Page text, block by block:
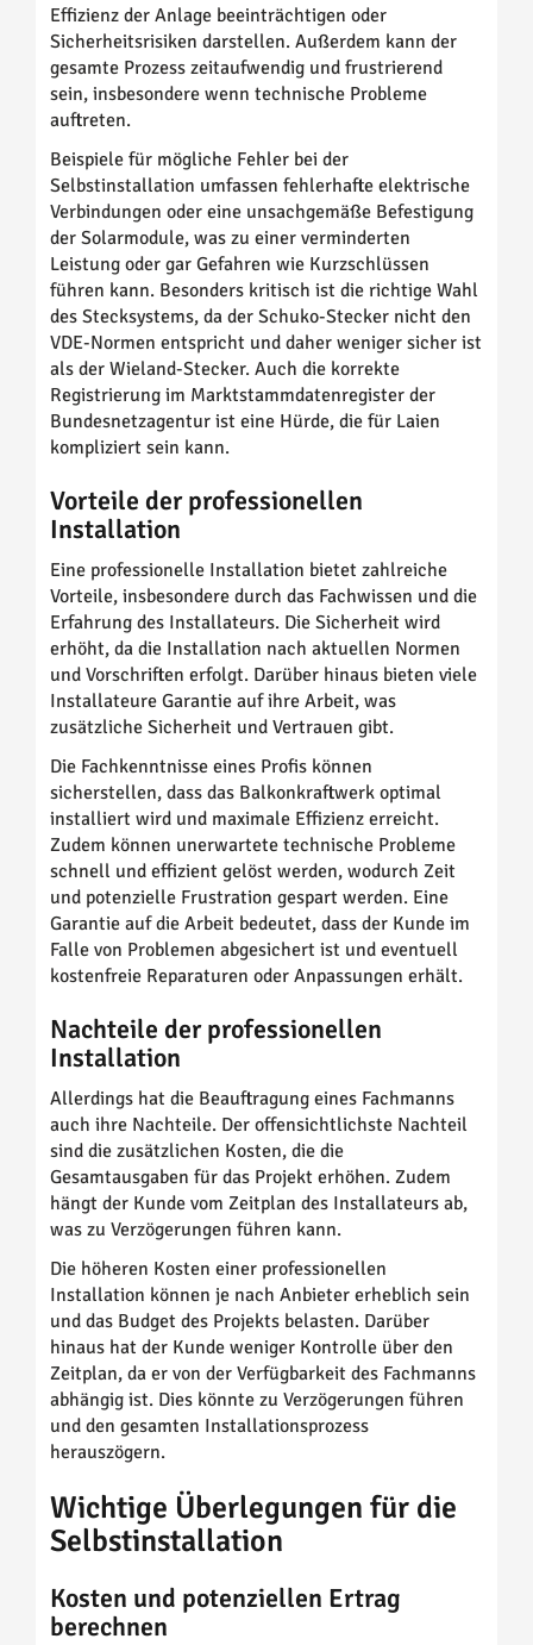
Effizienz der Anlage beeinträchtigen oder
Sicherheitsrisiken darstellen. Außerdem kann der
gesamte Prozess zeitaufwendig und frustrierend
sein, insbesondere wenn technische Probleme
auftreten.
Beispiele für mögliche Fehler bei der
Selbstinstallation umfassen fehlerhafte elektrische
Verbindungen oder eine unsachgemäße Befestigung
der Solarmodule, was zu einer verminderten
Leistung oder gar Gefahren wie Kurzschlüssen
führen kann. Besonders kritisch ist die richtige Wahl
des Stecksystems, da der Schuko-Stecker nicht den
VDE-Normen entspricht und daher weniger sicher ist
als der Wieland-Stecker. Auch die korrekte
Registrierung im Marktstammdatenregister der
Bundesnetzagentur ist eine Hürde, die für Laien
kompliziert sein kann.
Vorteile der professionellen
Installation
Eine professionelle Installation bietet zahlreiche
Vorteile, insbesondere durch das Fachwissen und die
Erfahrung des Installateurs. Die Sicherheit wird
erhöht, da die Installation nach aktuellen Normen
und Vorschriften erfolgt. Darüber hinaus bieten viele
Installateure Garantie auf ihre Arbeit, was
zusätzliche Sicherheit und Vertrauen gibt.
Die Fachkenntnisse eines Profis können
sicherstellen, dass das Balkonkraftwerk optimal
installiert wird und maximale Effizienz erreicht.
Zudem können unerwartete technische Probleme
schnell und effizient gelöst werden, wodurch Zeit
und potenzielle Frustration gespart werden. Eine
Garantie auf die Arbeit bedeutet, dass der Kunde im
Falle von Problemen abgesichert ist und eventuell
kostenfreie Reparaturen oder Anpassungen erhält.
Nachteile der professionellen
Installation
Allerdings hat die Beauftragung eines Fachmanns
auch ihre Nachteile. Der offensichtlichste Nachteil
sind die zusätzlichen Kosten, die die
Gesamtausgaben für das Projekt erhöhen. Zudem
hängt der Kunde vom Zeitplan des Installateurs ab,
was zu Verzögerungen führen kann.
Die höheren Kosten einer professionellen
Installation können je nach Anbieter erheblich sein
und das Budget des Projekts belasten. Darüber
hinaus hat der Kunde weniger Kontrolle über den
Zeitplan, da er von der Verfügbarkeit des Fachmanns
abhängig ist. Dies könnte zu Verzögerungen führen
und den gesamten Installationsprozess
herauszögern.
Wichtige Überlegungen für die
Selbstinstallation
Kosten und potenziellen Ertrag
berechnen